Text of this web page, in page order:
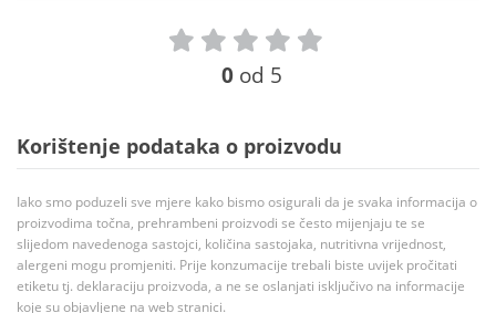
0 od 5
Korištenje podataka o proizvodu
Iako smo poduzeli sve mjere kako bismo osigurali da je svaka informacija o
proizvodima točna, prehrambeni proizvodi se često mijenjaju te se
slijedom navedenoga sastojci, količina sastojaka, nutritivna vrijednost,
alergeni mogu promjeniti. Prije konzumacije trebali biste uvijek pročitati
etiketu tj. deklaraciju proizvoda, a ne se oslanjati isključivo na informacije
koje su objavljene na web stranici.